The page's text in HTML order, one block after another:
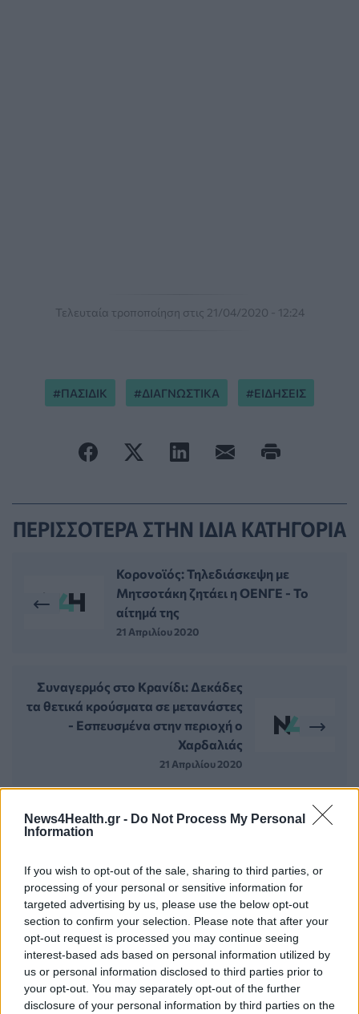
News4Health.gr - Do Not Process My Personal
Information
If you wish to opt-out of the sale, sharing to third parties, or
processing of your personal or sensitive information for
targeted advertising by us, please use the below opt-out
section to confirm your selection. Please note that after your
opt-out request is processed you may continue seeing
interest-based ads based on personal information utilized by
us or personal information disclosed to third parties prior to
your opt-out. You may separately opt-out of the further
disclosure of your personal information by third parties on the
Τελευταία τροποποίηση στις 21/04/2020 - 12:24
ΠΑΣΙΔΙΚ ΔΙΑΓΝΩΣΤΙΚΑ ΕΙΔΗΣΕΙΣ
ΠΕΡΙΣΣΟΤΕΡΑ ΣΤΗΝ ΙΔΙΑ ΚΑΤΗΓΟΡΙΑ
Κορονοϊός: Τηλεδιάσκεψη με
Μητσοτάκη ζητάει η ΟΕΝΓΕ - Το
αίτημά της
21 Απριλίου 2020
Συναγερμός στο Κρανίδι: Δεκάδες
τα θετικά κρούσματα σε μετανάστες
- Εσπευσμένα στην περιοχή ο
Χαρδαλιάς
21 Απριλίου 2020